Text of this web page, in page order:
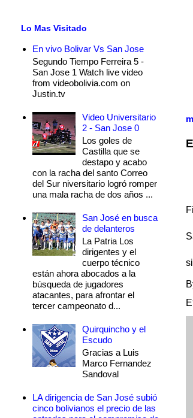
Lo Mas Visitado
En vivo Bolivar Vs San Jose
Segundo Tiempo Ferreira 5 -
San Jose 1 Watch live video
from videobolivia.com on
Justin.tv
Video Universitario
2 - San Jose 0
Los goles de
Castilla que se
destapo y acabo
con la racha del santo Correo
del Sur niversitario logró romper
una mala racha de dos años ...
San José en busca
de delanteros
La Patria Los
dirigentes y el
cuerpo técnico
están ahora abocados a la
búsqueda de jugadores
atacantes, para afrontar el
tercer campeonato d...
Quirquincho y el
Escudo
Gracias a Luis
Marco Fernandez
Sandoval
LA dirigencia de San José subió
cinco bolivianos el precio de las